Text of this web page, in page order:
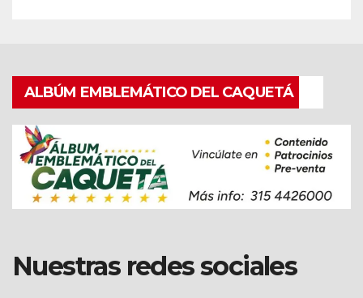
ALBÚM EMBLEMÁTICO DEL CAQUETÁ
Nuestras redes sociales